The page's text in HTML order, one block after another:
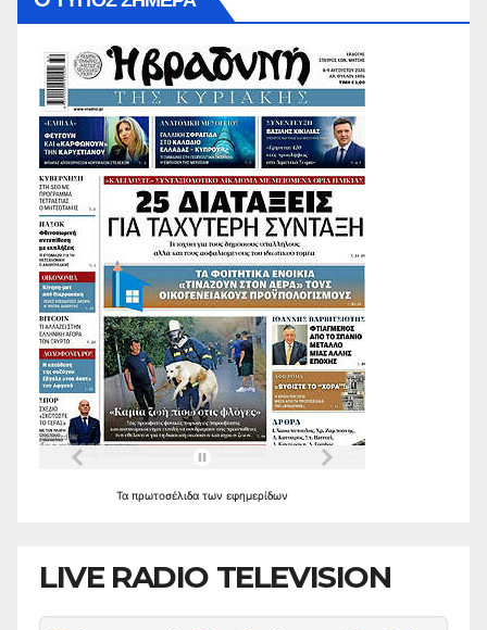
Τα πρωτοσέλιδα των εφημερίδων
LIVE RADIO TELEVISION